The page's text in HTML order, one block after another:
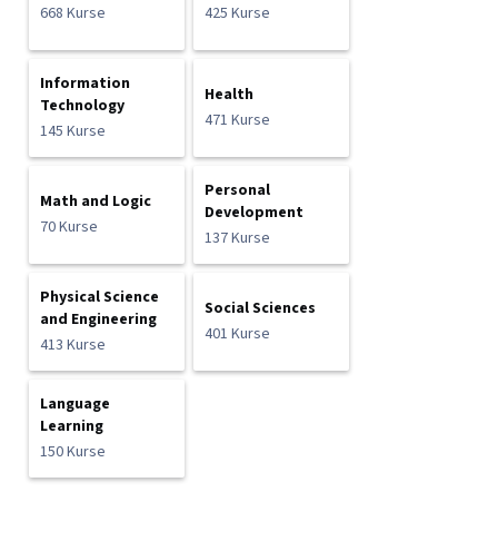
668 Kurse
425 Kurse
Information
Technology
145 Kurse
Health
471 Kurse
Math and Logic
70 Kurse
Personal
Development
137 Kurse
Physical Science
and Engineering
413 Kurse
Social Sciences
401 Kurse
Language
Learning
150 Kurse